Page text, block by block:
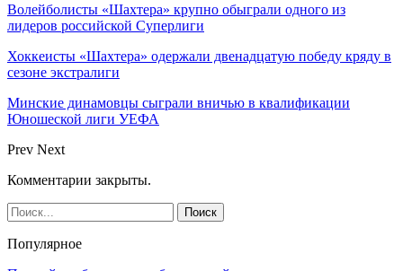
Волейболисты «Шахтера» крупно обыграли одного из
лидеров российской Суперлиги
Хоккеисты «Шахтера» одержали двенадцатую победу кряду в
сезоне экстралиги
Минские динамовцы сыграли вничью в квалификации
Юношеской лиги УЕФА
Prev Next
Комментарии закрыты.
Популярное